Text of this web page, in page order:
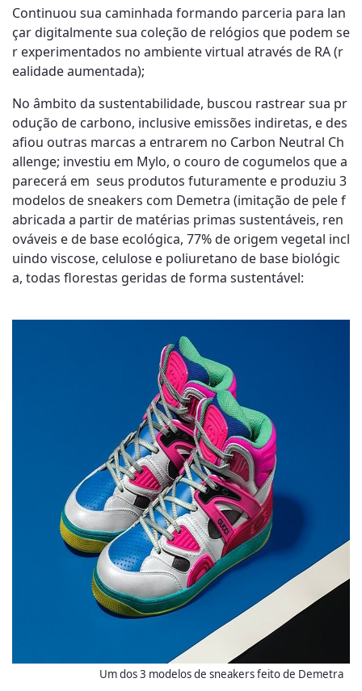
Continuou sua caminhada formando parceria para lan
çar digitalmente sua coleção de relógios que podem se
r experimentados no ambiente virtual através de RA (r
ealidade aumentada);
No âmbito da sustentabilidade, buscou rastrear sua pr
odução de carbono, inclusive emissões indiretas, e des
afiou outras marcas a entrarem no Carbon Neutral Ch
allenge; investiu em Mylo, o couro de cogumelos que a
parecerá em seus produtos futuramente e produziu 3
modelos de sneakers com Demetra (imitação de pele f
abricada a partir de matérias primas sustentáveis, ren
ováveis e de base ecológica, 77% de origem vegetal incl
uindo viscose, celulose e poliuretano de base biológic
a, todas florestas geridas de forma sustentável:
Um dos 3 modelos de sneakers feito de Demetra